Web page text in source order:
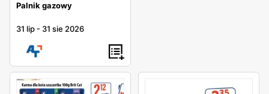
Palnik gazowy
31 lip - 31 sie 2026